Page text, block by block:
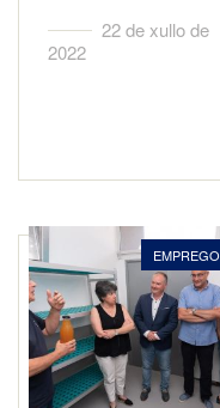
22 de xullo de
2022
EMPREGO